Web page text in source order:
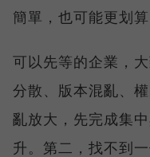
簡單，也可能更划算
可以先等的企業，
分散、版本混亂、
亂放大，先完成集
升。第二，找不到